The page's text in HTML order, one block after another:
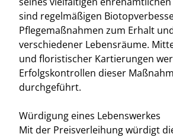
sind regelmäßigen
Pflegemaßnahmen zum Erhalt
verschiedener Lebensräume.
und floristischer Kartierungen
Erfolgskontrollen dieser
durchgeführt.
Würdigung eines Lebenswerkes
Mit der Preisverleihung würdigt